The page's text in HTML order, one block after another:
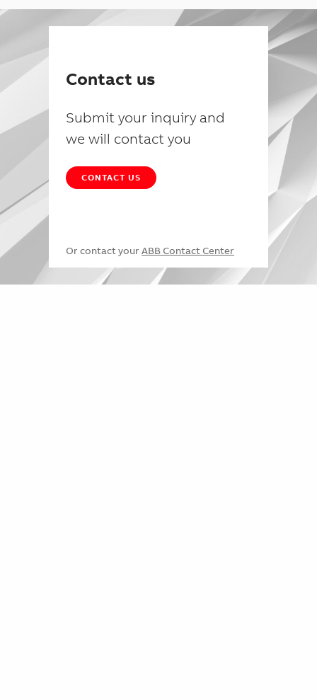
Contact us
Submit your inquiry and
we will contact you
CONTACT US
Or contact your ABB Contact Center